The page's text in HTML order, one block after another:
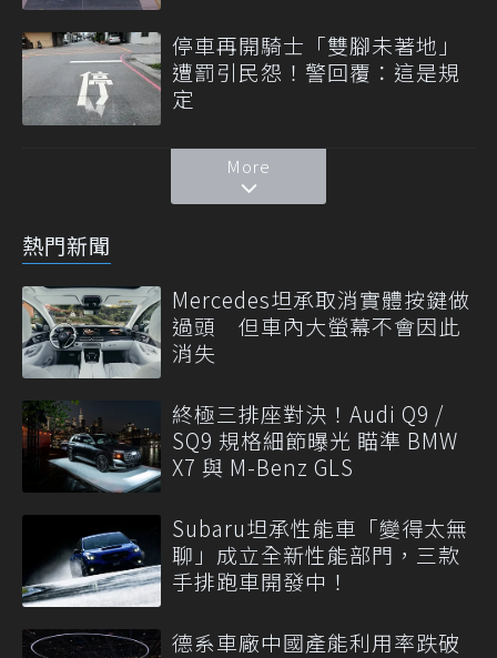
停車再開騎士「雙腳未著地」
遭罰引民怨！警回覆：這是規
定
More
熱門新聞
Mercedes坦承取消實體按鍵做
過頭 但車內大螢幕不會因此
消失
終極三排座對決！Audi Q9 /
SQ9 規格細節曝光 瞄準 BMW
X7 與 M-Benz GLS
Subaru坦承性能車「變得太無
聊」成立全新性能部門，三款
手排跑車開發中！
德系車廠中國產能利用率跌破